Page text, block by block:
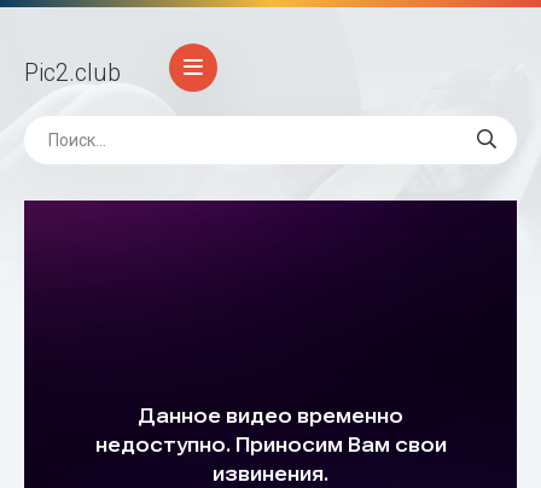
Pic2.club